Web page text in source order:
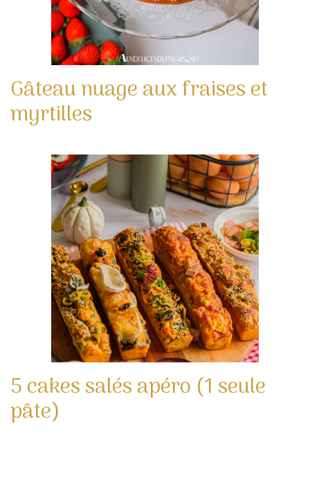
Gâteau nuage aux fraises et
myrtilles
5 cakes salés apéro (1 seule
pâte)